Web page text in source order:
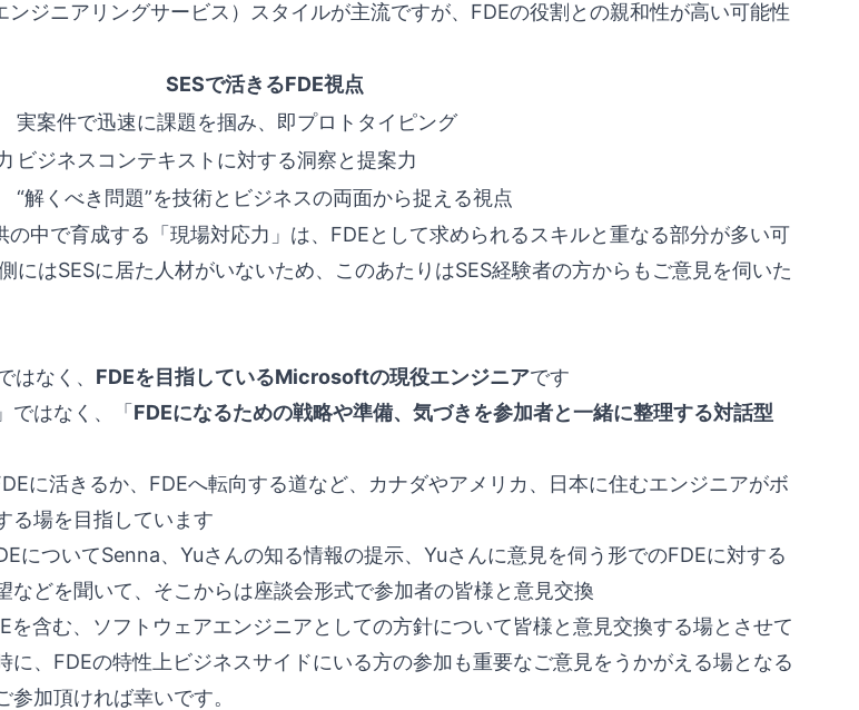
ンジニアリングサービス）スタイルが主流ですが、FDEの役割との親和性が高い可能性
SESで活きるFDE視点
実案件で迅速に課題を掴み、即プロトタイピング
ビジネスコンテキストに対する洞察と提案力
“解くべき問題”を技術とビジネスの両面から捉える視点
の中で育成する「現場対応力」は、FDEとして求められるスキルと重なる部分が多い可
にはSESに居た人材がいないため、このあたりはSES経験者の方からもご意見を伺いた
はなく、 FDEを目指しているMicrosoftの現役エンジニアです
ではなく、「 FDEになるための戦略や準備、気づきを参加者と一緒に整理する対話型
に活きるか、FDEへ転向する道など、カナダやアメリカ、日本に住むエンジニアがボ
る場を目指しています
についてSenna、Yuさんの知る情報の提示、Yuさんに意見を伺う形でのFDEに対する
などを聞いて、そこからは座談会形式で参加者の皆様と意見交換
を含む、ソフトウェアエンジニアとしての方針について皆様と意見交換する場とさせて
に、FDEの特性上ビジネスサイドにいる方の参加も重要なご意見をうかがえる場となる
加頂ければ幸いです。